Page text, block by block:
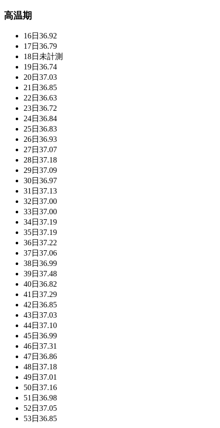
高温期
16日 36.92
17日 36.79
18日 未計測
19日 36.74
20日 37.03
21日 36.85
22日 36.63
23日 36.72
24日 36.84
25日 36.83
26日 36.93
27日 37.07
28日 37.18
29日 37.09
30日 36.97
31日 37.13
32日 37.00
33日 37.00
34日 37.19
35日 37.19
36日 37.22
37日 37.06
38日 36.99
39日 37.48
40日 36.82
41日 37.29
42日 36.85
43日 37.03
44日 37.10
45日 36.99
46日 37.31
47日 36.86
48日 37.18
49日 37.01
50日 37.16
51日 36.98
52日 37.05
53日 36.85